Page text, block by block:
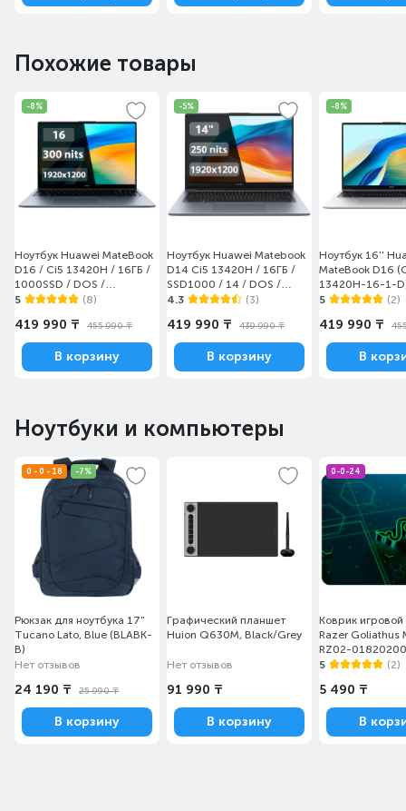
Похожие товары
-8%
Ноутбук Huawei MateBook
D16 / Ci5 13420H / 16ГБ /
1000SSD / DOS /
(MitchellG-W5611/DOS)
5 (8)
419 990 ₸ 455 990 ₸
В корзину
-5%
Ноутбук Huawei Matebook
D14 Ci5 13420H / 16ГБ /
SSD1000 / 14 / DOS /
(MendelG-W5611D/DOS)
4.3 (3)
419 990 ₸ 439 990 ₸
В корзину
-8%
Ноутбук 16''
MateBook D16
13420H-16-1-
(MitchellG-
5 (2)
419 990 ₸
В
Ноутбуки и компьютеры
0 - 0 - 18 -7%
Рюкзак для ноутбука 17"
Tucano Lato, Blue (BLABK-
B)
Нет отзывов
24 190 ₸ 25 990 ₸
В корзину
Графический планшет
Huion Q630M, Black/Grey
Нет отзывов
91 990 ₸
В корзину
0-0-24
Коврик
Razer Goliathus
RZ02-
5
(2)
5 490 ₸
В